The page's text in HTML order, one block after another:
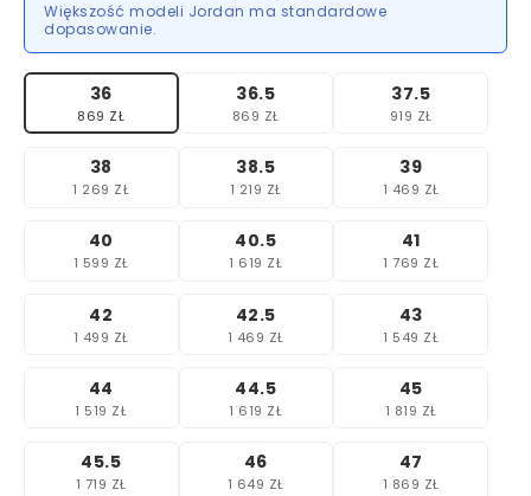
Większość modeli Jordan ma standardowe
dopasowanie.
36
869 ZŁ
36.5
869 ZŁ
37.5
919 ZŁ
38
1 269 ZŁ
38.5
1 219 ZŁ
39
1 469 ZŁ
40
1 599 ZŁ
40.5
1 619 ZŁ
41
1 769 ZŁ
42
1 499 ZŁ
42.5
1 469 ZŁ
43
1 549 ZŁ
44
1 519 ZŁ
44.5
1 619 ZŁ
45
1 819 ZŁ
45.5
1 719 ZŁ
46
1 649 ZŁ
47
1 869 ZŁ